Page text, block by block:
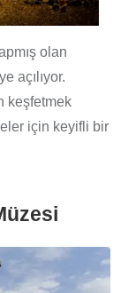
olan
açılıyor.
keşfetmek
için keyifli bir